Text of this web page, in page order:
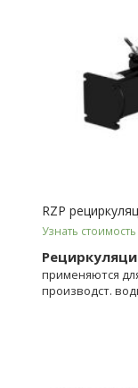
RZP
Узнать стоимость
применяются
производст.